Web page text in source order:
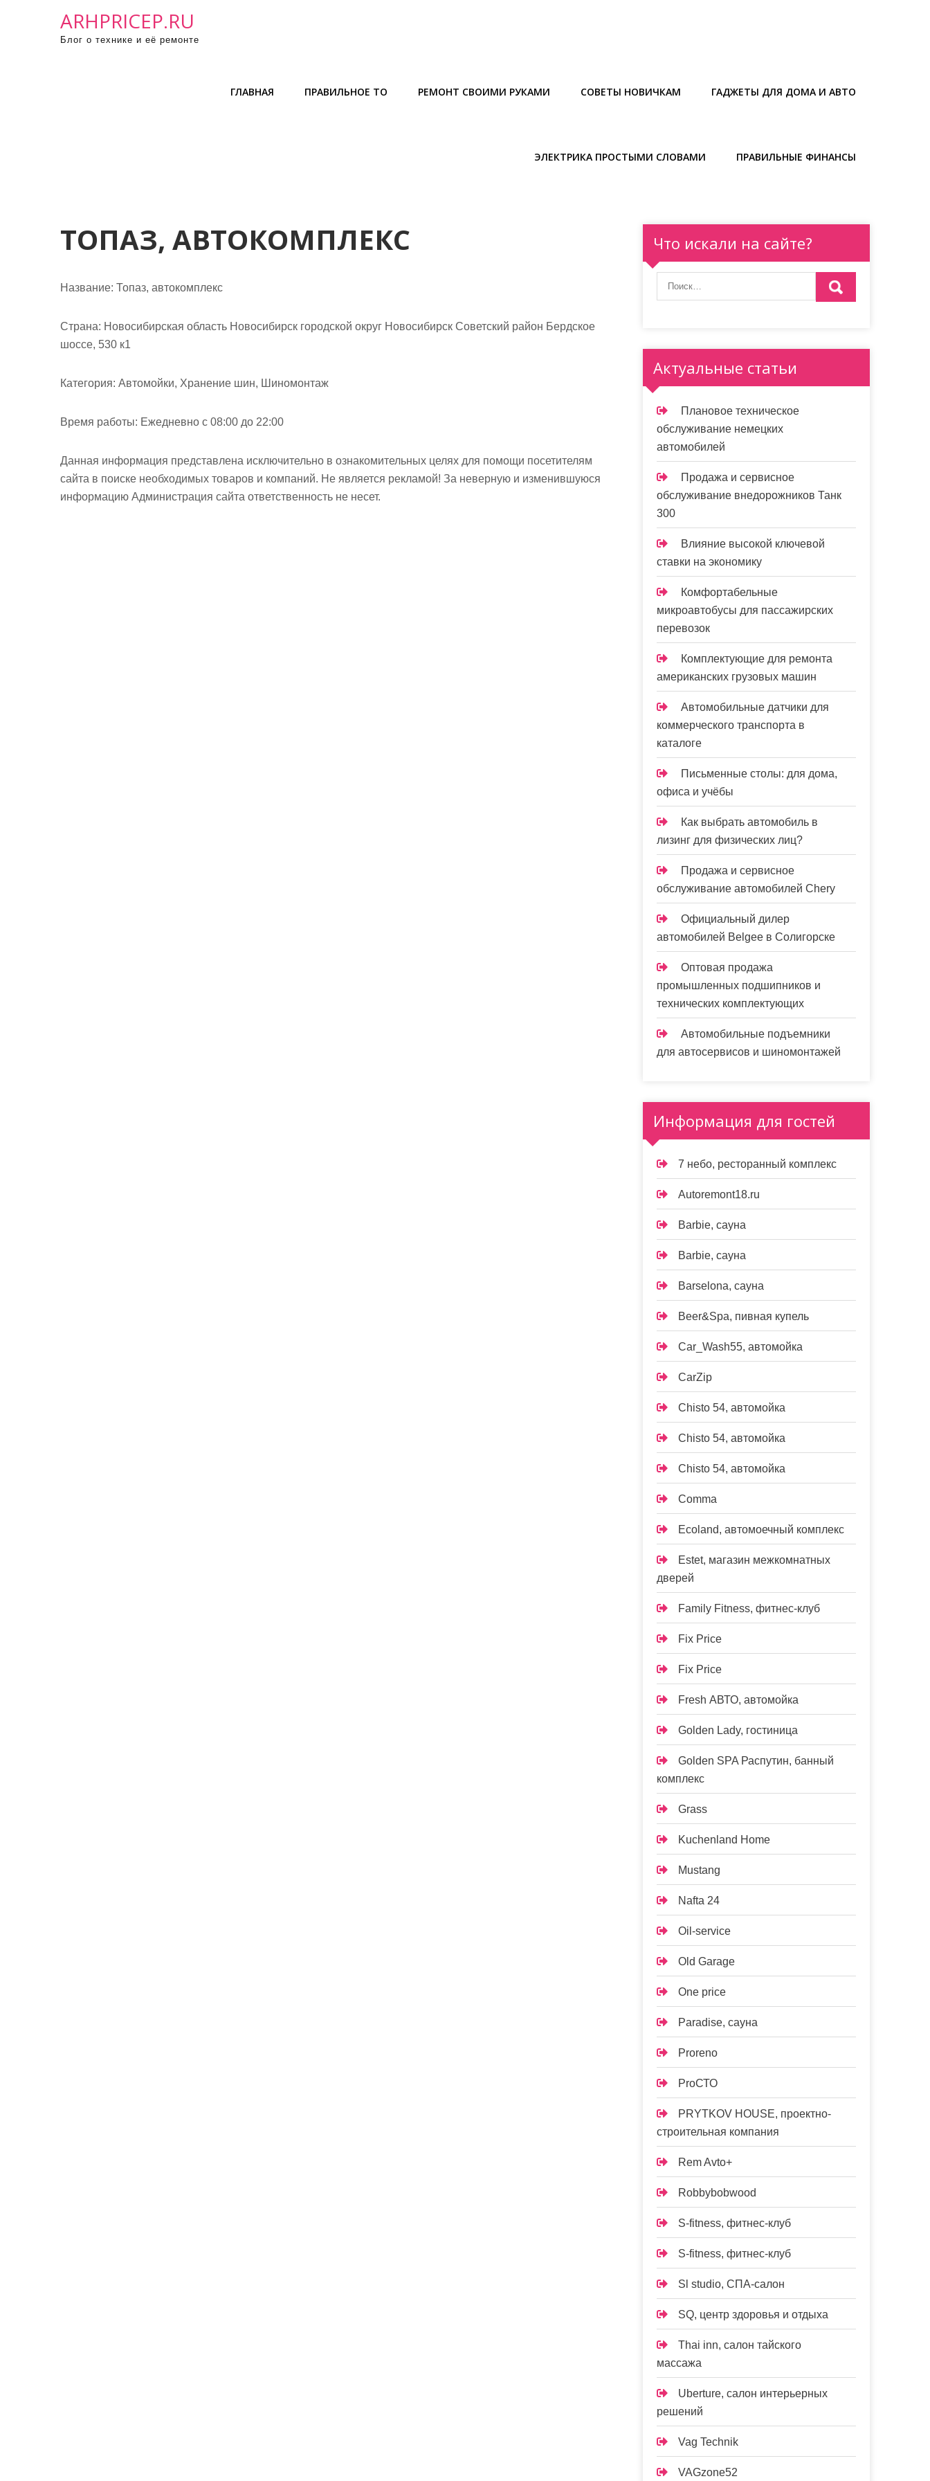
ARHPRICEP.RU
Блог о технике и её ремонте
ГЛАВНАЯ ПРАВИЛЬНОЕ ТО РЕМОНТ СВОИМИ РУКАМИ СОВЕТЫ НОВИЧКАМ ГАДЖЕТЫ ДЛЯ ДОМА И АВТО
ЭЛЕКТРИКА ПРОСТЫМИ СЛОВАМИ ПРАВИЛЬНЫЕ ФИНАНСЫ
ТОПАЗ, АВТОКОМПЛЕКС
Название: Топаз, автокомплекс
Страна: Новосибирская область Новосибирск городской округ Новосибирск Советский район Бердское
шоссе, 530 к1
Категория: Автомойки, Хранение шин, Шиномонтаж
Время работы: Ежедневно с 08:00 до 22:00
Данная информация представлена исключительно в ознакомительных целях для помощи посетителям
сайта в поиске необходимых товаров и компаний. Не является рекламой! За неверную и изменившуюся
информацию Администрация сайта ответственность не несет.
Что искали на сайте?
Актуальные статьи
Плановое техническое
обслуживание немецких
автомобилей
Продажа и сервисное
обслуживание внедорожников Танк
300
Влияние высокой ключевой
ставки на экономику
Комфортабельные
микроавтобусы для пассажирских
перевозок
Комплектующие для ремонта
американских грузовых машин
Автомобильные датчики для
коммерческого транспорта в
каталоге
Письменные столы: для дома,
офиса и учёбы
Как выбрать автомобиль в
лизинг для физических лиц?
Продажа и сервисное
обслуживание автомобилей Chery
Официальный дилер
автомобилей Belgee в Солигорске
Оптовая продажа
промышленных подшипников и
технических комплектующих
Автомобильные подъемники
для автосервисов и шиномонтажей
Информация для гостей
7 небо, ресторанный комплекс
Autoremont18.ru
Barbie, сауна
Barbie, сауна
Barselona, сауна
Beer&Spa, пивная купель
Car_Wash55, автомойка
CarZip
Chisto 54, автомойка
Chisto 54, автомойка
Chisto 54, автомойка
Comma
Ecoland, автомоечный комплекс
Estet, магазин межкомнатных
дверей
Family Fitness, фитнес-клуб
Fix Price
Fix Price
Fresh АВТО, автомойка
Golden Lady, гостиница
Golden SPA Распутин, банный
комплекс
Grass
Kuchenland Home
Mustang
Nafta 24
Oil-service
Old Garage
One price
Paradise, сауна
Proreno
ProСТО
PRYTKOV HOUSE, проектно-
строительная компания
Rem Avto+
Robbybobwood
S-fitness, фитнес-клуб
S-fitness, фитнес-клуб
Sl studio, СПА-салон
SQ, центр здоровья и отдыха
Thai inn, салон тайского
массажа
Uberture, салон интерьерных
решений
Vag Technik
VAGzone52